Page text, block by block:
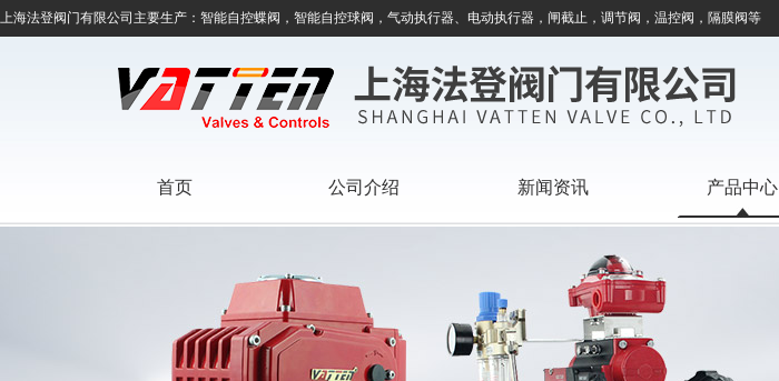
上海法登阀门有限公司主要生产：智能自控蝶阀，智能自控球阀，气动执行器、电动执行器，闸截止，调节阀，温控阀，隔膜阀等
首页 公司介绍 新闻资讯 产品中心